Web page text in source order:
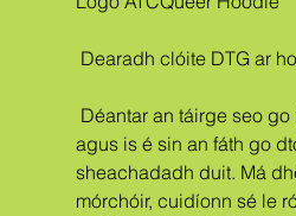
Dearadh clóite DTG ar
agus is é sin an fáth go
sheachadadh duit. Má
mórchóir, cuidíonn sé le